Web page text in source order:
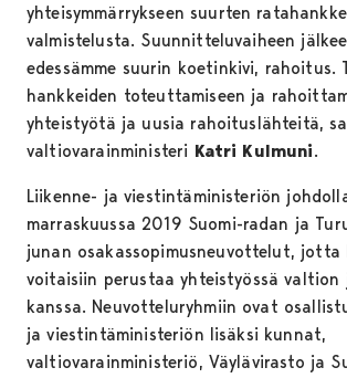
yhteisymmärrykseen suurten
valmistelusta. Suunnitteluvaiheen
edessämme suurin koetinkivi, rahoitus.
hankkeiden toteuttamiseen ja
yhteistyötä ja uusia rahoituslähteitä,
valtiovarainministeri Katri Kulmuni.
Liikenne- ja viestintäministeriön
marraskuussa 2019 Suomi-radan ja
junan osakassopimusneuvottelut,
voitaisiin perustaa yhteistyössä valtion
kanssa. Neuvotteluryhmiin ovat
ja viestintäministeriön lisäksi kunnat,
valtiovarainministeriö, Väylävirasto ja